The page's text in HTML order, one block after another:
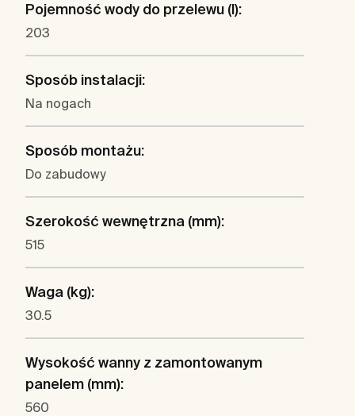
Pojemność wody do przelewu (l):
203
Sposób instalacji:
Na nogach
Sposób montażu:
Do zabudowy
Szerokość wewnętrzna (mm):
515
Waga (kg):
30.5
Wysokość wanny z zamontowanym
panelem (mm):
560